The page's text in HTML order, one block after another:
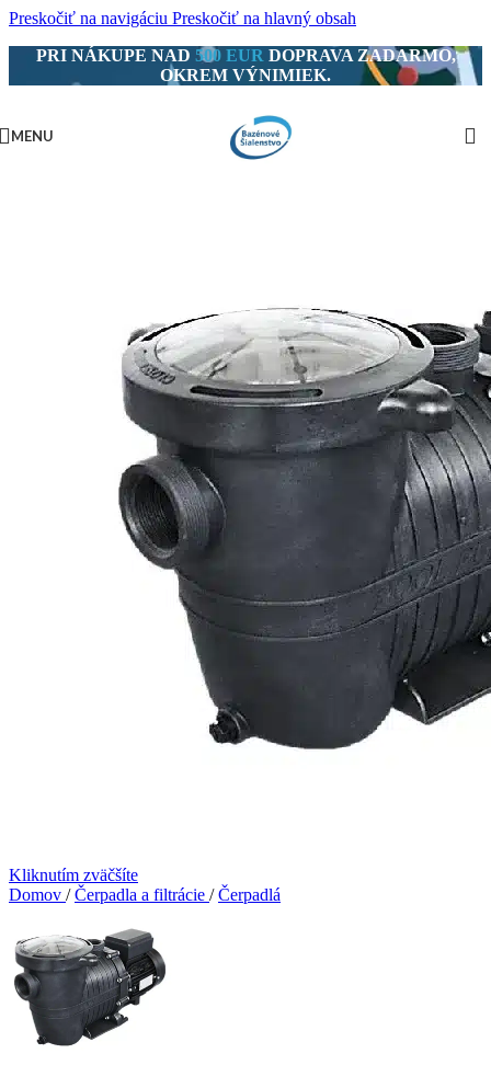
Preskočiť na navigáciu Preskočiť na hlavný obsah
PRI NÁKUPE NAD 500 EUR DOPRAVA ZADARMO,
OKREM VÝNIMIEK.
MENU
Kliknutím zväčšíte
Domov / Čerpadla a filtrácie / Čerpadlá